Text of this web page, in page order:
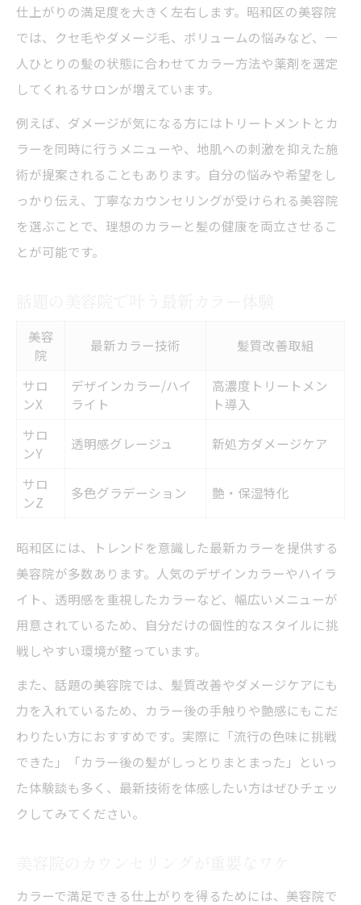
仕上がりの満足度を大きく左右します。昭和区の美容院
では、クセ毛やダメージ毛、ボリュームの悩みなど、一
人ひとりの髪の状態に合わせてカラー方法や薬剤を選定
してくれるサロンが増えています。
例えば、ダメージが気になる方にはトリートメントとカ
ラーを同時に行うメニューや、地肌への刺激を抑えた施
術が提案されることもあります。自分の悩みや希望をし
っかり伝え、丁寧なカウンセリングが受けられる美容院
を選ぶことで、理想のカラーと髪の健康を両立させるこ
とが可能です。
美容
院
最新カラー技術 髪質改善取組
サロ
ンX
デザインカラー/ハイ
ライト
高濃度トリートメン
ト導入
サロ
ンY
透明感グレージュ 新処方ダメージケア
サロ
ンZ
多色グラデーション 艶・保湿特化
昭和区には、トレンドを意識した最新カラーを提供する
美容院が多数あります。人気のデザインカラーやハイラ
イト、透明感を重視したカラーなど、幅広いメニューが
用意されているため、自分だけの個性的なスタイルに挑
戦しやすい環境が整っています。
また、話題の美容院では、髪質改善やダメージケアにも
力を入れているため、カラー後の手触りや艶感にもこだ
わりたい方におすすめです。実際に「流行の色味に挑戦
できた」「カラー後の髪がしっとりまとまった」といっ
た体験談も多く、最新技術を体感したい方はぜひチェッ
クしてみてください。
カラーで満足できる仕上がりを得るためには、美容院で